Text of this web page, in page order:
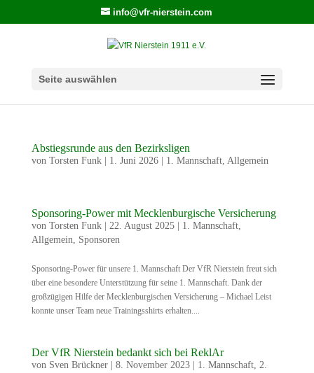
info@vfr-nierstein.com
Seite auswählen
Abstiegsrunde aus den Bezirksligen
von Torsten Funk| 1. Juni 2026| 1. Mannschaft, Allgemein
Sponsoring-Power mit Mecklenburgische Versicherung
von Torsten Funk| 22. August 2025| 1. Mannschaft,
Allgemein, Sponsoren
Sponsoring-Power für unsere 1. Mannschaft Der VfR Nierstein freut sich
über eine besondere Unterstützung für seine 1. Mannschaft. Dank der
großzügigen Hilfe der Mecklenburgischen Versicherung – Michael Leist
konnte unser Team neue Trainingsshirts erhalten....
Der VfR Nierstein bedankt sich bei ReklAr
von Sven Brückner| 8. November 2023| 1. Mannschaft, 2.